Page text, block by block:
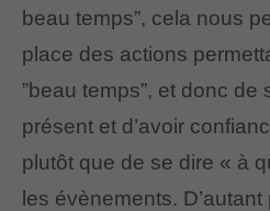
beau temps”, cela nous
place des actions
”beau temps”, et donc de
présent et d’avoir
plutôt que de se dire « à
les évènements.